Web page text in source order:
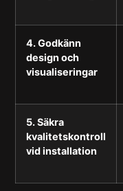
4. Godkänn
design och
visualiseringar
5. Säkra
kvalitetskontroll
vid installation